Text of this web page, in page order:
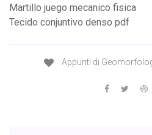
Martillo juego mecanico fisica
Tecido conjuntivo denso pdf
Appunti di